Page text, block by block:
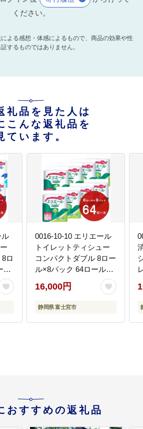
ください。
よる感想・体感によるもので、商品の効果や性
するものではありません。
礼品を見た人は
こんな返礼品を
ています。
ル
ロ
イ
0016-10-10 エリエール
トイレットティシュー
コンパクトダブル 8ロー
ル×8パック 64ロール
1.5倍巻 45m トイレット
ペーパー ダブル パルプ
100％ 香りつき 日用品
16,000円
静岡県 富士宮市
おすすめの返礼品